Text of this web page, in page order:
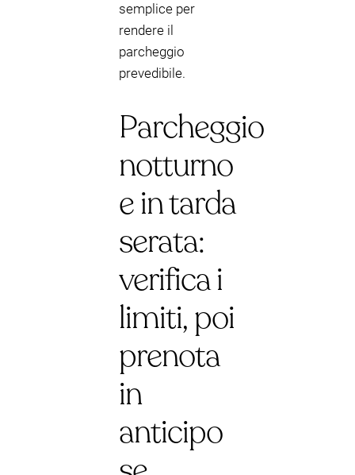
semplice per
rendere il
parcheggio
prevedibile.
Parcheggio
notturno
e in tarda
serata:
verifica i
limiti, poi
prenota
in
anticipo